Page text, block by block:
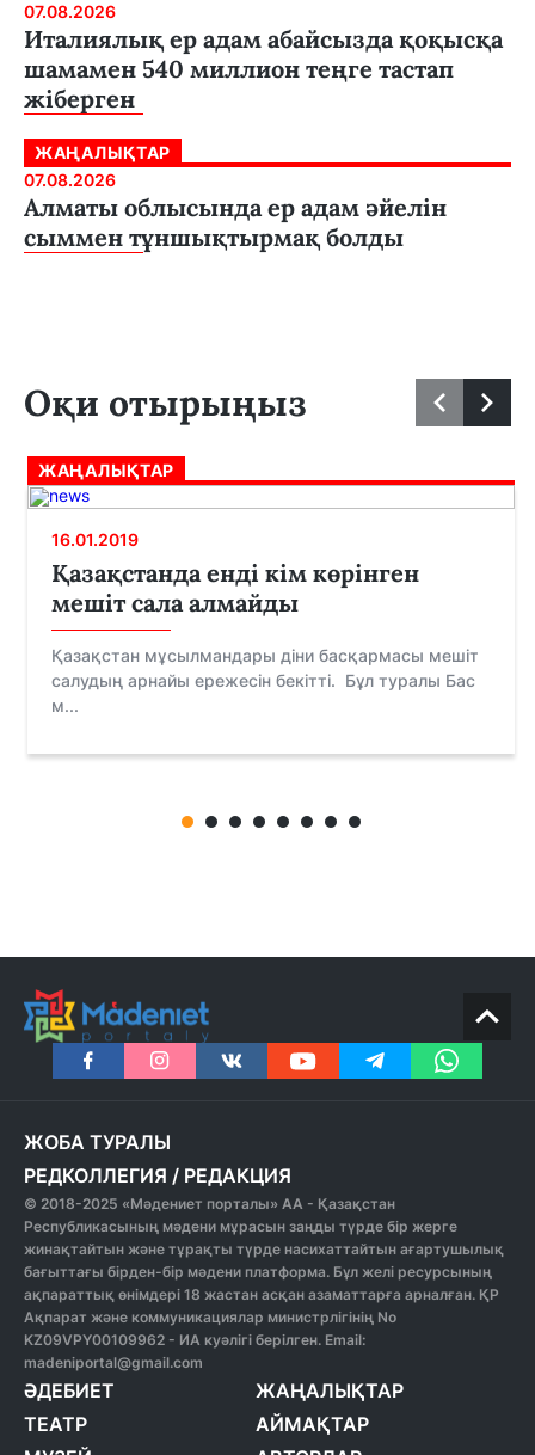
07.08.2026
Италиялық ер адам абайсызда қоқысқа
шамамен 540 миллион теңге тастап
жіберген
ЖАҢАЛЫҚТАР
07.08.2026
Алматы облысында ер адам әйелін
сыммен тұншықтырмақ болды
Оқи отырыңыз
ЖАҢАЛЫҚТАР
16.01.2019
Қазақстанда енді кім көрінген
мешіт сала алмайды
Қазақстан мұсылмандары діни басқармасы мешіт
салудың арнайы ережесін бекітті. Бұл туралы Бас
м...
ЖОБА ТУРАЛЫ
РЕДКОЛЛЕГИЯ / РЕДАКЦИЯ
© 2018-2025 «Мәдениет порталы» АА - Қазақстан
Республикасының мәдени мұрасын заңды түрде бір жерге
жинақтайтын және тұрақты түрде насихаттайтын ағартушылық
бағыттағы бірден-бір мәдени платформа. Бұл желі ресурсының
ақпараттық өнімдері 18 жастан асқан азаматтарға арналған. ҚР
Ақпарат және коммуникациялар министрлігінің No
KZ09VPY00109962 - ИА куәлігі берілген. Email:
madeniportal@gmail.com
ӘДЕБИЕТ
ТЕАТР
ЖАҢАЛЫҚТАР
АЙМАҚТАР